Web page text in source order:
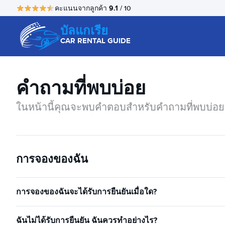
คะแนนจากลูกค้า 9.1 / 10
บัลแกเรีย
CAR RENTAL GUIDE
คำถามที่พบบ่อย
ในหน้านี้คุณจะพบคำตอบสำหรับคำถามที่พบบ่อ
การจองของฉัน
การจองของฉันจะได้รับการยืนยันเมื่อใด?
ฉันไม่ได้รับการยืนยัน ฉันควรทำอย่างไร?